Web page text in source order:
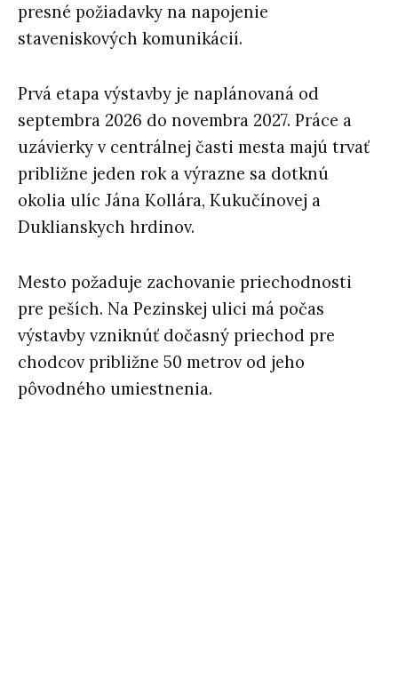
presné požiadavky na napojenie
staveniskových komunikácií.
Prvá etapa výstavby je naplánovaná od
septembra 2026 do novembra 2027. Práce a
uzávierky v centrálnej časti mesta majú trvať
približne jeden rok a výrazne sa dotknú
okolia ulíc Jána Kollára, Kukučínovej a
Duklianskych hrdinov.
Mesto požaduje zachovanie priechodnosti
pre peších. Na Pezinskej ulici má počas
výstavby vzniknúť dočasný priechod pre
chodcov približne 50 metrov od jeho
pôvodného umiestnenia.